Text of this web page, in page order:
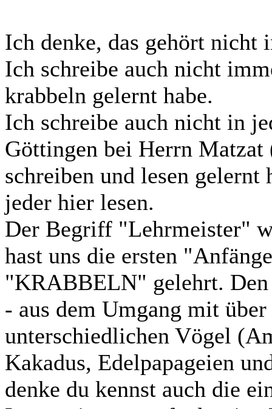
Ich denke, das gehört nicht
Ich schreibe auch nicht
krabbeln gelernt habe.
Ich schreibe auch nicht in
Göttingen bei Herrn
schreiben und lesen gelernt
jeder hier lesen.
Der Begriff "Lehrmeister"
hast uns die ersten
"KRABBELN" gelehrt.
- aus dem Umgang mit
unterschiedlichen Vögel
Kakadus, Edelpapageien
denke du kennst auch die